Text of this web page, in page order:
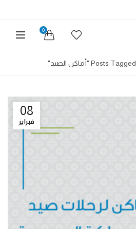
0
Posts Tagged "أماكن الصيد"
08
فبراير